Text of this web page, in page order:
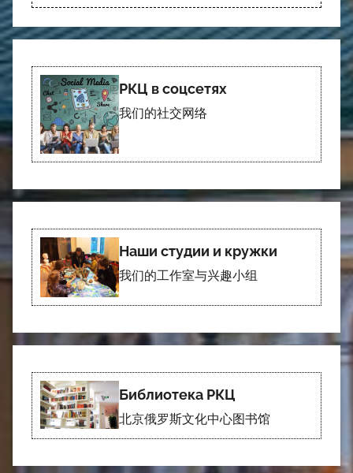
РКЦ в соцсетях
我们的社交网络
Наши студии и кружки
我们的工作室与兴趣小组
Библиотека РКЦ
北京俄罗斯文化中心图书馆